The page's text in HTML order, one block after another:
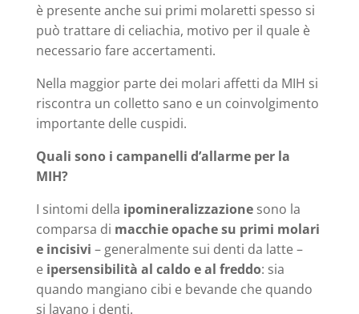
è presente anche sui primi molaretti spesso si
può trattare di celiachia, motivo per il quale è
necessario fare accertamenti.
Nella maggior parte dei molari affetti da MIH si
riscontra un colletto sano e un coinvolgimento
importante delle cuspidi.
Quali sono i campanelli d’allarme per la
MIH?
I sintomi della ipomineralizzazionesono la
comparsa di macchie opache su primi molari
e incisivi – generalmente sui denti da latte –
e ipersensibilità al caldo e al freddo: sia
quando mangiano cibi e bevande che quando
si lavano i denti.